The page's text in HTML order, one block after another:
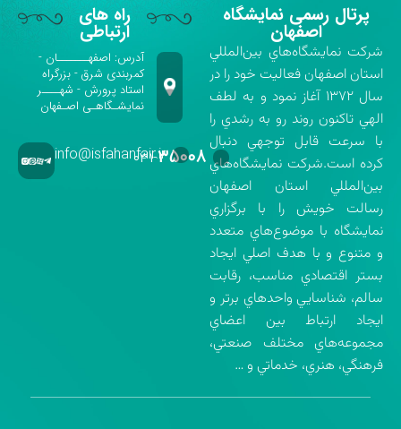
پرتال رسمی نمایشگاه
اصفهان
شركت نمايشگاه‌هاي بين‌المللي
استان اصفهان فعاليت خود را در
سال ۱۳۷۲ آغاز نمود و به لطف
الهي تاكنون روند رو به رشدي را
با سرعت قابل توجهي دنبال
كرده است.شركت نمايشگاه‌هاي
بين‌المللي استان اصفهان
رسالت خويش را با برگزاري
نمايشگاه با موضوع‌هاي متعدد
و متنوع و با هدف اصلي ايجاد
بستر اقتصادي مناسب، رقابت
سالم، شناسايي واحدهاي برتر و
ايجاد ارتباط بين اعضاي
مجموعه‌هاي مختلف صنعتي،
فرهنگي، هنري، خدماتي و …
راه های
ارتباطی
آدرس: اصفهـــــــان -
کمربندی شرق - بزرگراه
استاد پرورش - شهــــر
نمایشـگاهـی اصـفهان
۰۳۱-۳۵۰۰۸info@isfahanfair.ir